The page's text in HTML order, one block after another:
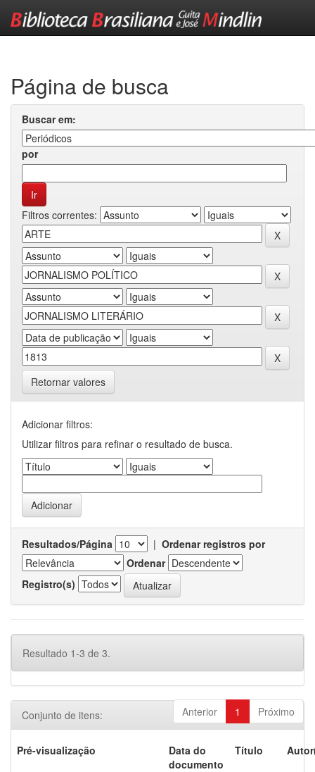
Página de busca
Buscar em:
por
Filtros correntes:
Retornar valores
Adicionar filtros:
Utilizar filtros para refinar o resultado de busca.
Resultados/Página | Ordenar registros por
Ordenar
Registro(s)
Resultado 1-3 de 3.
Anterior 1 Próximo
Conjunto de itens:
Pré-visualização
Data do
documento
Título